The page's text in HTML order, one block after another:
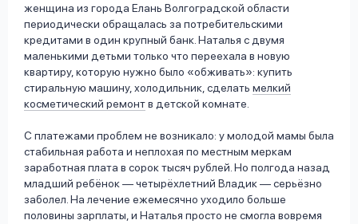
женщина из города Елань Волгоградской области
периодически обращалась за потребительскими
кредитами в один крупный банк. Наталья с двумя
маленькими детьми только что переехала в новую
квартиру, которую нужно было «обживать»: купить
стиральную машину, холодильник, сделать мелкий
косметический ремонтв детской комнате.
С платежами проблем не возникало: у молодой мамы была
стабильная работа и неплохая по местным меркам
заработная плата в сорок тысяч рублей. Но полгода назад
младший ребёнок — четырёхлетний Владик — серьёзно
заболел. На лечение ежемесячно уходило больше
половины зарплаты, и Наталья просто не смогла вовремя